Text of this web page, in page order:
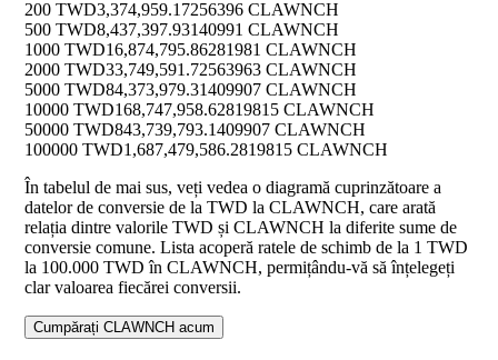
200 TWD3,374,959.17256396 CLAWNCH
500 TWD8,437,397.93140991 CLAWNCH
1000 TWD16,874,795.86281981 CLAWNCH
2000 TWD33,749,591.72563963 CLAWNCH
5000 TWD84,373,979.31409907 CLAWNCH
10000 TWD168,747,958.62819815 CLAWNCH
50000 TWD843,739,793.1409907 CLAWNCH
100000 TWD1,687,479,586.2819815 CLAWNCH
În tabelul de mai sus, veți vedea o diagramă cuprinzătoare a
datelor de conversie de la TWD la CLAWNCH, care arată
relația dintre valorile TWD și CLAWNCH la diferite sume de
conversie comune. Lista acoperă ratele de schimb de la 1 TWD
la 100.000 TWD în CLAWNCH, permițându-vă să înțelegeți
clar valoarea fiecărei conversii.
Cumpărați CLAWNCH acum